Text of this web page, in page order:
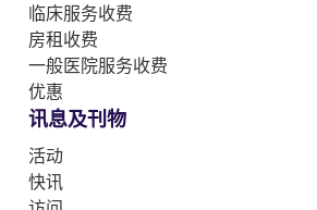
临床服务收费
房租收费
一般医院服务收费
优惠
讯息及刊物
活动
快讯